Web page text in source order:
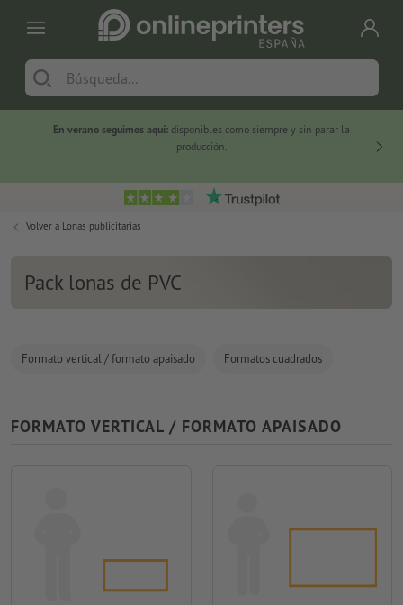
En verano seguimos aquí: disponibles como siempre y sin parar la
producción.
Volver a Lonas publicitarias
Pack lonas de PVC
Formato vertical / formato apaisado Formatos cuadrados
FORMATO VERTICAL / FORMATO APAISADO